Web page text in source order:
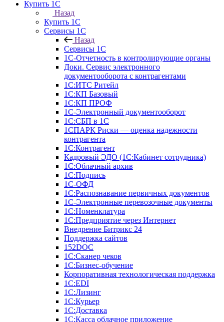
Купить 1С
Назад
Купить 1С
Сервисы 1С
Назад
Сервисы 1С
1С-Отчетность в контролирующие органы
Доки. Сервис электронного
документооборота с контрагентами
1С:ИТС Ритейл
1С:КП Базовый
1С:КП ПРОФ
1С-Электронный документооборот
1С:СБП в 1С
1СПАРК Риски — оценка надежности
контрагента
1С:Контрагент
Кадровый ЭДО (1С:Кабинет сотрудника)
1С:Облачный архив
1С:Подпись
1С-ОФД
1С:Распознавание первичных документов
1С-Электронные перевозочные документы
1С:Номенклатура
1С:Предприятие через Интернет
Внедрение Битрикс 24
Поддержка сайтов
152DOC
1С:Сканер чеков
1С:Бизнес-обучение
Корпоративная технологическая поддержка
1С:ЕDI
1С:Лизинг
1С:Курьер
1С:Доставка
1С:Касса облачное приложение